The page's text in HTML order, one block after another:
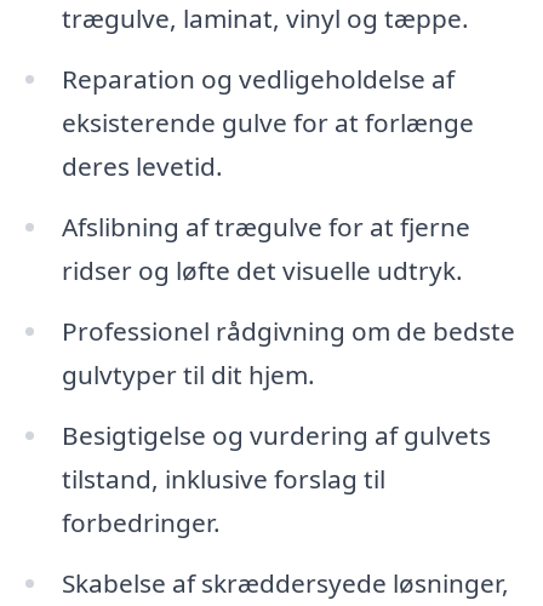
trægulve, laminat, vinyl og tæppe.
Reparation og vedligeholdelse af
eksisterende gulve for at forlænge
deres levetid.
Afslibning af trægulve for at fjerne
ridser og løfte det visuelle udtryk.
Professionel rådgivning om de bedste
gulvtyper til dit hjem.
Besigtigelse og vurdering af gulvets
tilstand, inklusive forslag til
forbedringer.
Skabelse af skræddersyede løsninger,